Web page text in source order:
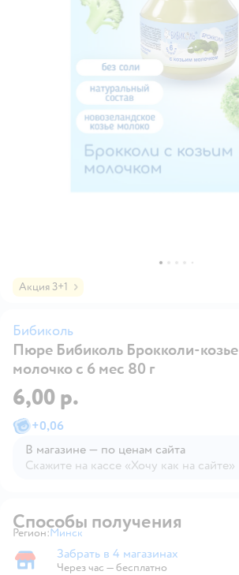
Акция 3+1
Бибиколь
Пюре Бибиколь Брокколи-козье
молочко с 6 мес 80 г
6,00 р.
+0,06
В магазине — по ценам сайта
Скажите на кассе «Хочу как на сайте»
Способы получения
Регион: Выбор адреса доставки.
Минск
Забрать в магазине
Забрать в 4 магазинах
Через час — бесплатно